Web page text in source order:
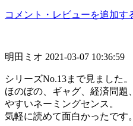
コメント・レビューを追加す
明田ミオ 2021-03-07 10:36:59
シリーズNo.13まで見ました。
ほのぼの、ギャグ、経済問題
やすいネーミングセンス。
気軽に読めて面白かったです。